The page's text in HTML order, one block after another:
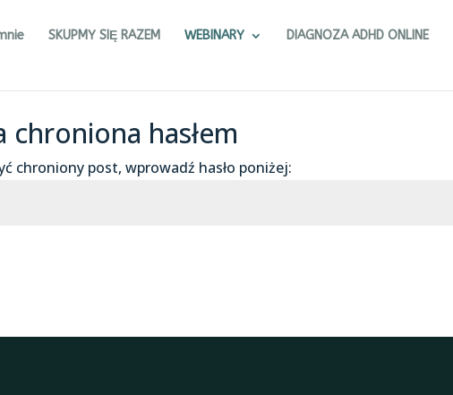
SKUPMY SIĘ RAZEM WEBINARY DIAGNOZA ADHD ONLINE
chroniona hasłem
chroniony post, wprowadź hasło poniżej: